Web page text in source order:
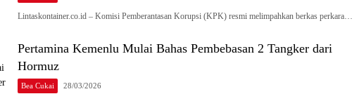
Lintaskontainer.co.id – Komisi Pemberantasan Korupsi (KPK) resmi melimpahkan berkas perkara…
Pertamina Kemenlu Mulai Bahas Pembebasan 2 Tangker dari
Hormuz
Bea Cukai 28/03/2026